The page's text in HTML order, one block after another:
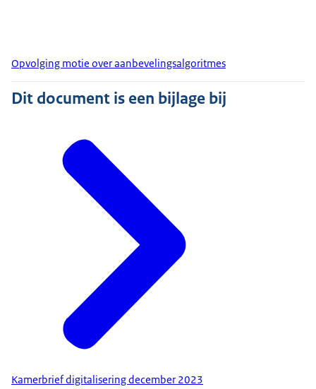
Opvolging motie over aanbevelingsalgoritmes
Dit document is een bijlage bij
Kamerbrief digitalisering december 2023